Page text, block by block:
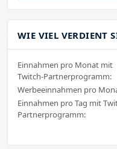
WIE VIEL VERDIENT
Einnahmen pro Monat mit
Twitch-Partnerprogramm:
Werbeeinnahmen pro
Einnahmen pro Tag mit
Partnerprogramm: